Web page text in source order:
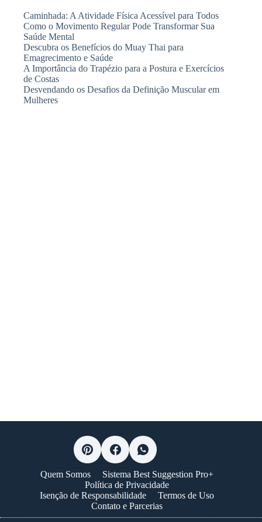
Caminhada: A Atividade Física Acessível para Todos
Como o Movimento Regular Pode Transformar Sua
Saúde Mental
Descubra os Benefícios do Muay Thai para
Emagrecimento e Saúde
A Importância do Trapézio para a Postura e Exercícios
de Costas
Desvendando os Desafios da Definição Muscular em
Mulheres
Quem Somos
Sistema Best Suggestion Pro+
Política de Privacidade
Isenção de Responsabilidade
Termos de Uso
Contato e Parcerias